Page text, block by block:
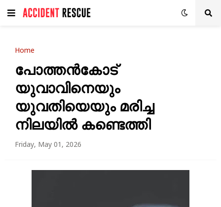
Home
പോത്തന്‍കോട്
യുവാവിനെയും
യുവതിയെയും മരിച്ച
നിലയില്‍ കണ്ടെത്തി
Friday, May 01, 2026